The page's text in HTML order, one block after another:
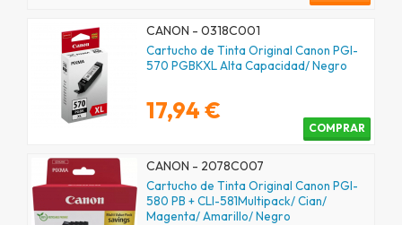
CANON - 0318C001
Cartucho de Tinta Original Canon PGI-
570 PGBKXL Alta Capacidad/ Negro
17,94 €
COMPRAR
CANON - 2078C007
Cartucho de Tinta Original Canon PGI-
580 PB + CLI-581Multipack/ Cian/
Magenta/ Amarillo/ Negro